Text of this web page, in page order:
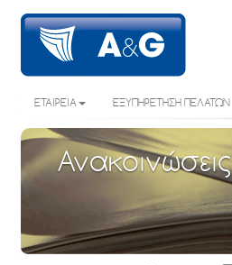
ΕΤΑΙΡΕΙΑ ΕΞΥΠΗΡΕΤΗΣΗ ΠΕΛΑΤΩΝ
Ανακοινώσεις